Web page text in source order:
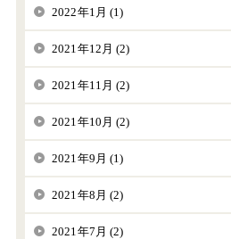
2022年1月 (1)
2021年12月 (2)
2021年11月 (2)
2021年10月 (2)
2021年9月 (1)
2021年8月 (2)
2021年7月 (2)